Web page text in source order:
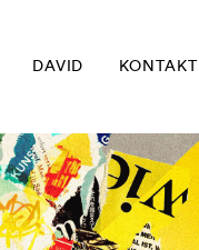
DAVID KONTAKT